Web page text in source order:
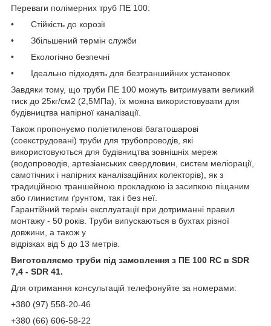
Переваги полімерних труб ПЕ 100:
• Стійкість до корозії
• Збільшений термін служби
• Екологічно безпечні
• Ідеально підходять для безтраншийних установок
Завдяки тому, що труби ПЕ 100 можуть витримувати великий
тиск до 25кг/см2 (2,5МПа), їх можна використовувати для
будівництва напірної каналізації.
Також пропонуємо поліетиленові багатошарові
(соекструдовані) труби для трубопроводів, які
використовуються для будівництва зовнішніх мереж
(водопроводів, артезіанських свердловин, систем меліорації,
самотічних і напірних каналізаційних колекторів), як з
традиційною траншейною прокладкою із засипкою піщаним
або глинистим ґрунтом, так і без неї.
Гарантійний термін експлуатації при дотриманні правил
монтажу - 50 років. Труби випускаються в бухтах різної
довжини, а також у
відрізках від 5 до 13 метрів.
Виготовляємо труби під замовлення з ПE 100 RC в SDR
7,4 - SDR 41.
Для отримання консультацій телефонуйте за номерами:
+380 (97) 558-20-46
+380 (66) 606-58-22